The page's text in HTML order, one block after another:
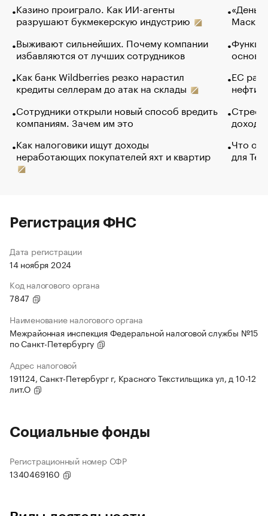
Казино проиграло. Как ИИ-агенты
разрушают букмекерскую индустрию
Выживают сильнейших. Почему компании
избавляются от лучших сотрудников
Как банк Wildberries резко нарастил
кредиты селлерам до атак на склады
Сотрудники открыли новый способ вредить
компаниям. Зачем им это
Как налоговики ищут доходы
неработающих покупателей яхт и квартир
Маск в
основ
ЕС
нефти
Что
для
Регистрация ФНС
Дата регистрации
14 ноября 2024
Код налогового органа
7847
Наименование налогового органа
Межрайонная инспекция Федеральной налоговой службы №15
по Санкт-Петербургу
Адрес налоговой
191124, Санкт-Петербург г, Красного Текстильщика ул, д 10-12
лит.О
Социальные фонды
Регистрационный номер СФР
1340469160